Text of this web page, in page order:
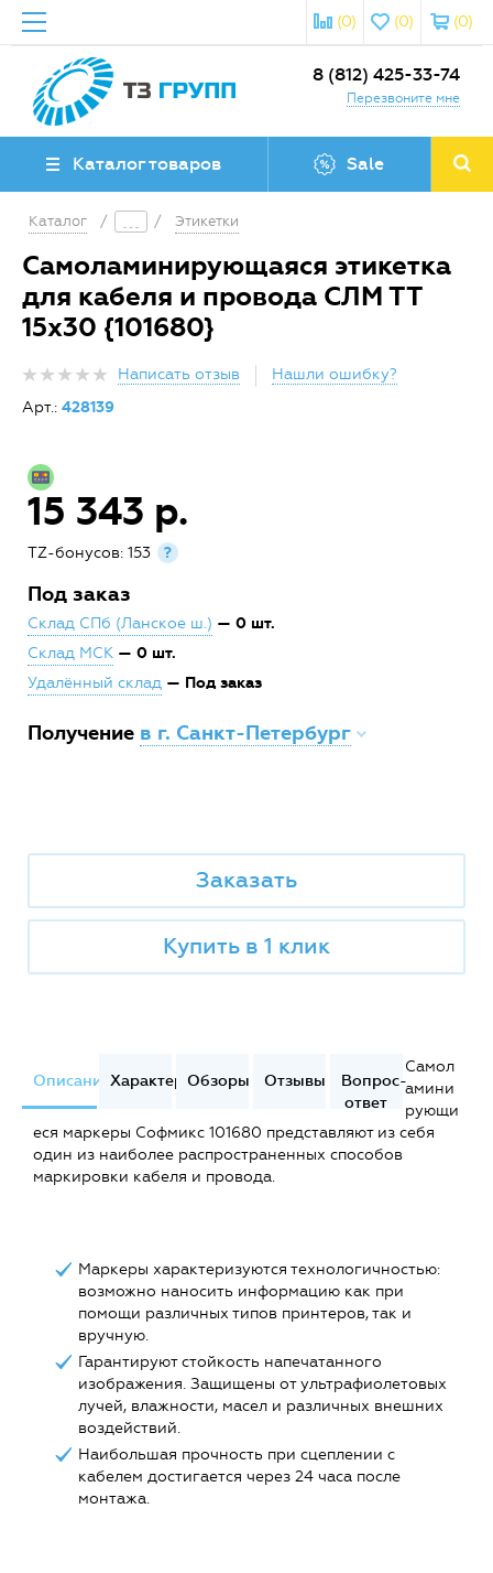
(0)
(0)
(0)
8 (812) 425-33-74
Перезвоните мне
Каталог товаров Sale
Каталог / / Этикетки
Самоламинирующаяся этикетка
для кабеля и провода СЛМ ТТ
15х30 {101680}
Написать отзыв
Нашли ошибку?
Арт.: 428139
15 343 р.
TZ-бонусов: 153 ?
Под заказ
Склад СПб (Ланское ш.) — 0 шт.
Склад МСК — 0 шт.
Удалённый склад — Под заказ
Получение в г. Санкт-Петербург
Заказать
Купить в 1 клик
ОписаниеХарактеристики
Обзоры Отзывы
Вопрос-
ответ
Самол
амини
рующи
еся маркеры Софмикс 101680 представляют из себя
один из наиболее распространенных способов
маркировки кабеля и провода.
Маркеры характеризуются технологичностью:
возможно наносить информацию как при
помощи различных типов принтеров, так и
вручную.
Гарантируют стойкость напечатанного
изображения. Защищены от ультрафиолетовых
лучей, влажности, масел и различных внешних
воздействий.
Наибольшая прочность при сцеплении с
кабелем достигается через 24 часа после
монтажа.